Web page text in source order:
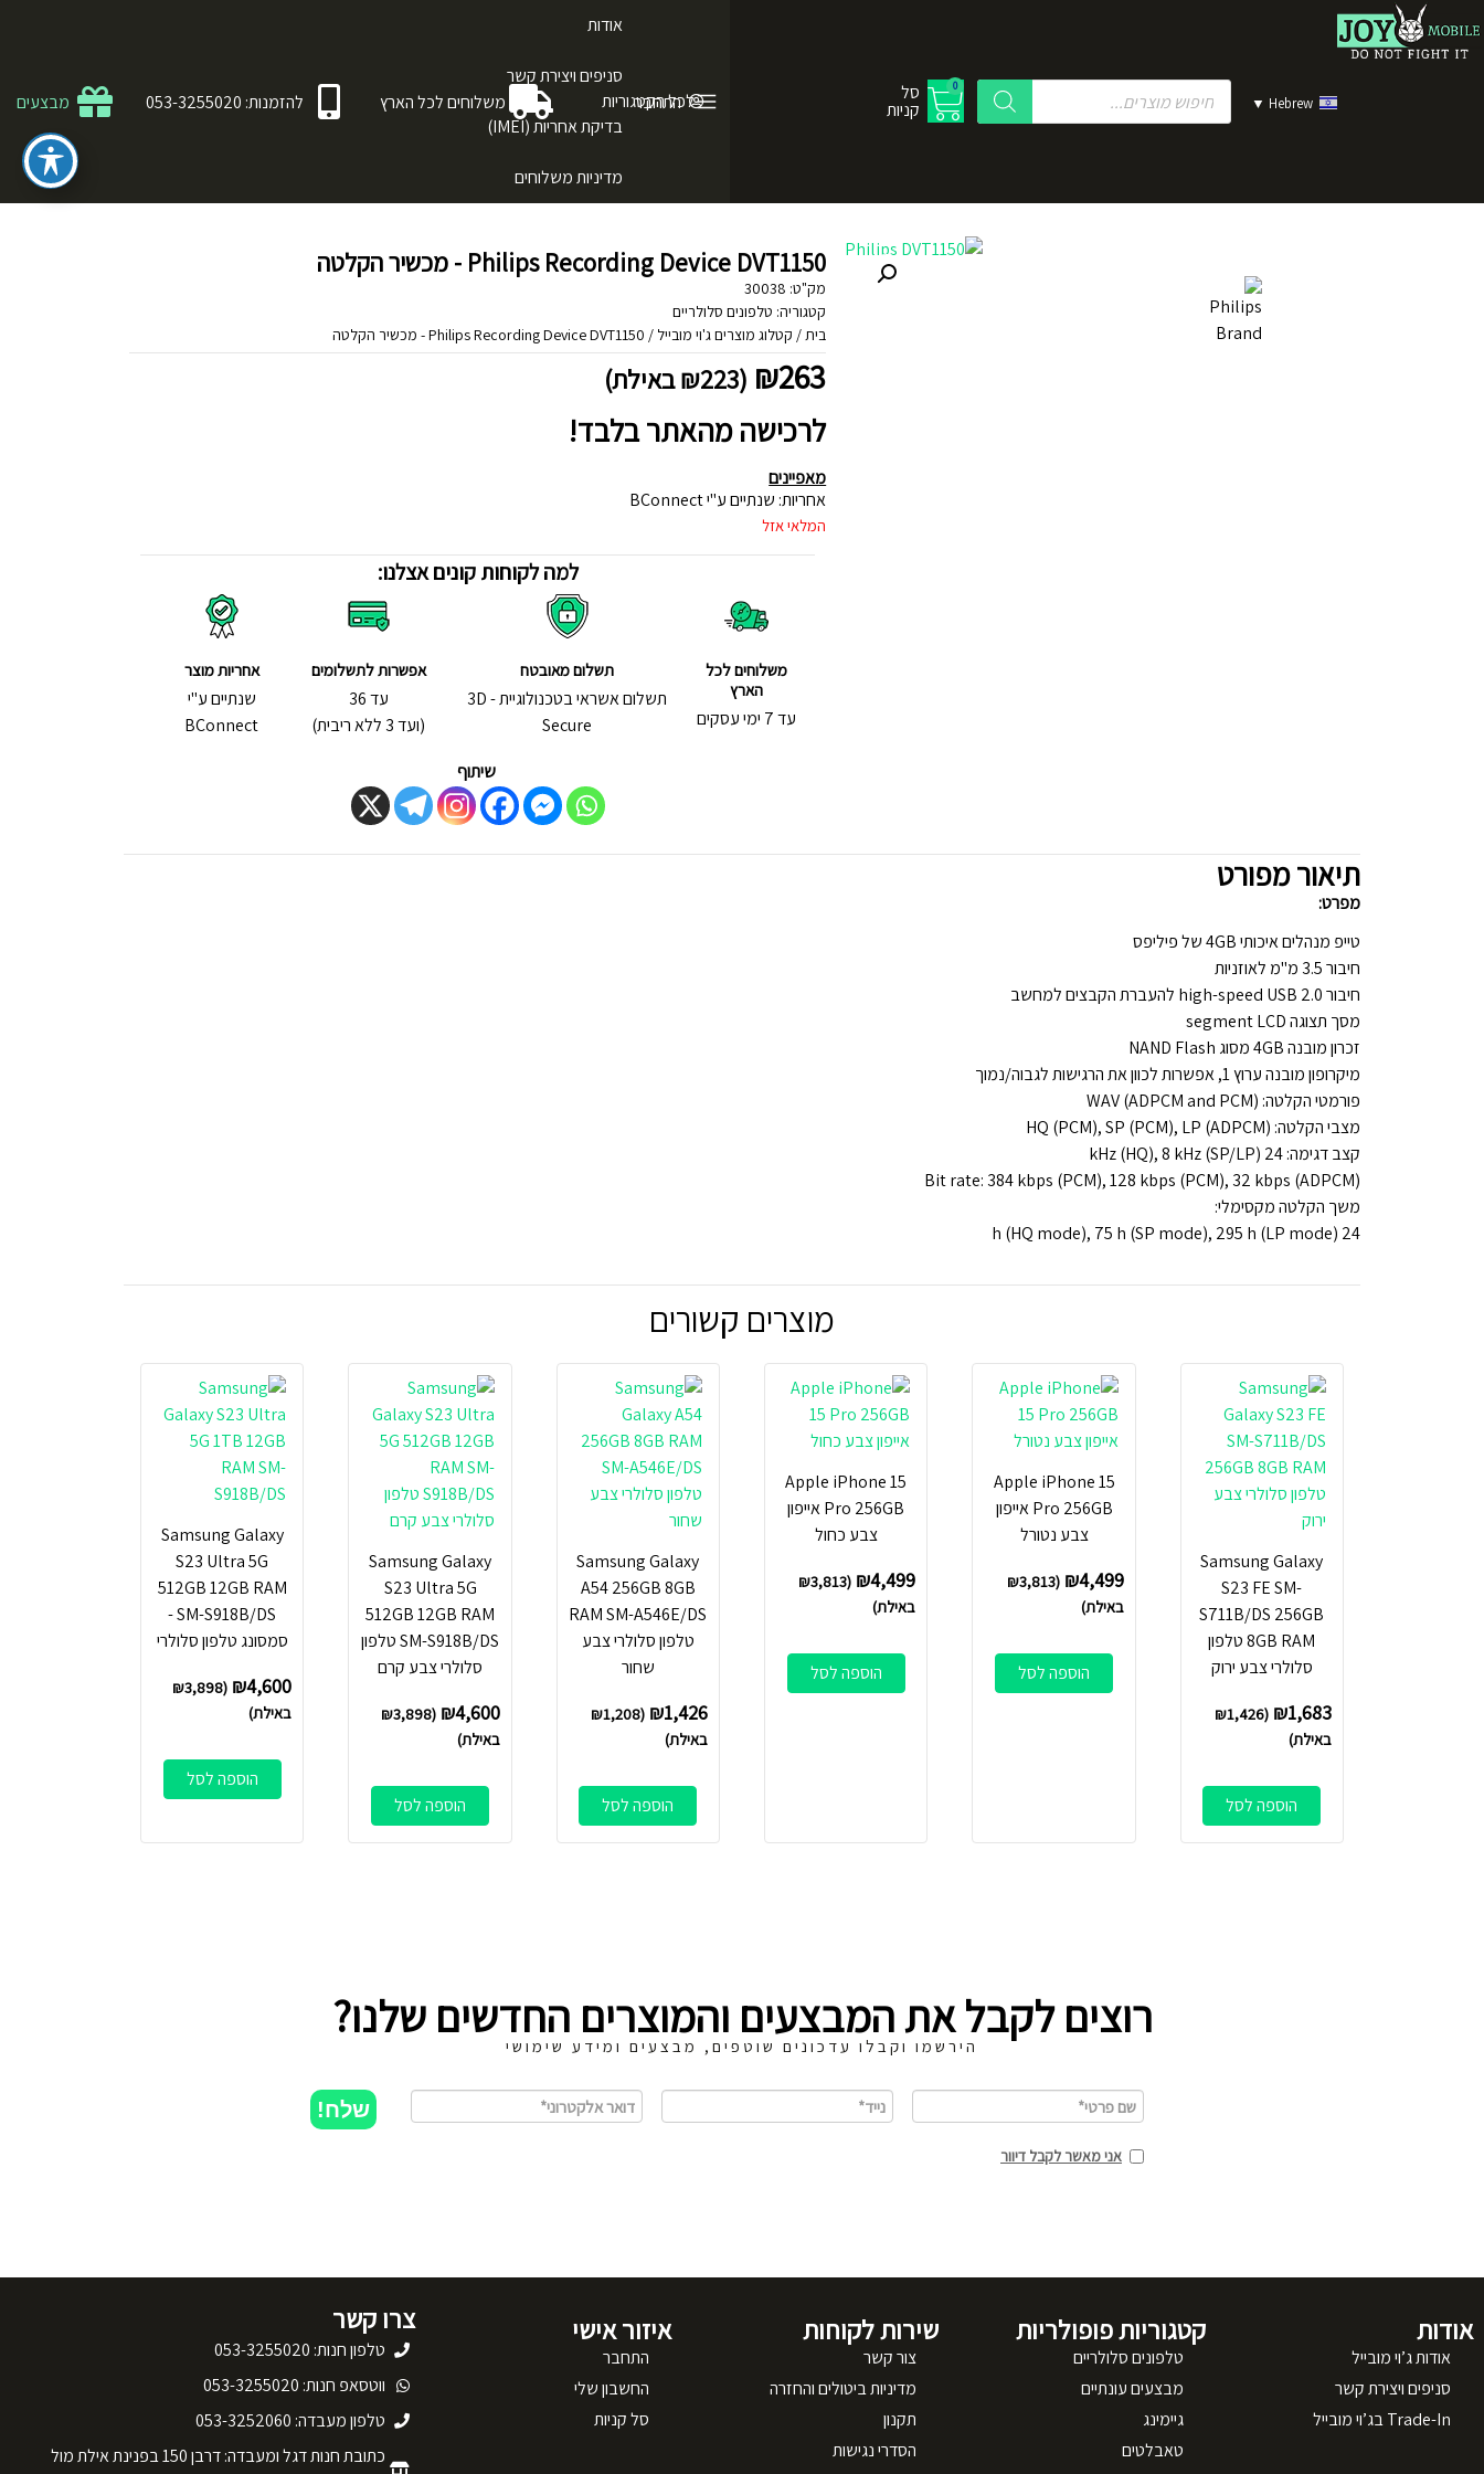
Hebrew
▼
0 סל
קניות לכל הקטגוריות
התחבר
אודות
סניפים ויצירת קשר
בדיקת אחריות (IMEI)
מדיניות משלוחים
משלוחים לכל הארץ להזמנות: 053-3255020 מבצעים
Philips Recording Device DVT1150 - מכשיר הקלטה
מק"ט: 30038
קטגוריה: טלפונים סלולריים
בית/ קטלוג מוצרים ג'וי מובייל / Philips Recording Device DVT1150 - מכשיר הקלטה
₪263
(
₪223 באילת)
לרכישה מהאתר בלבד!
מאפיינים
אחריות: שנתיים ע"י BConnect
המלאי אזל
למה לקוחות קונים אצלנו:
משלוחים לכל
הארץ
עד 7 ימי עסקים
תשלום מאובטח
תשלום אשראי בטכנולוגיית - 3D
Secure
אפשרות לתשלומים
עד 36
(ועד 3 ללא ריבית)
אחריות מוצר
שנתיים ע"י
BConnect
שיתוף
תיאור מפורט
מפרט:
טייפ מנהלים איכותי 4GB של פיליפס
חיבור 3.5 מ"מ לאוזניות
חיבור high-speed USB 2.0 להעברת הקבצים למחשב
מסך תצוגה segment LCD
זכרון מובנה 4GB מסוג NAND Flash
מיקרופון מובנה ערוץ 1, אפשרות לכוון את הרגישות לגבוה/נמוך
פורמטי הקלטה: WAV (ADPCM and PCM)
מצבי הקלטה: HQ (PCM), SP (PCM), LP (ADPCM)
קצב דגימה: 24 kHz (HQ), 8 kHz (SP/LP)
Bit rate: 384 kbps (PCM), 128 kbps (PCM), 32 kbps (ADPCM)
משך הקלטה מקסימלי:
24 h (HQ mode), 75 h (SP mode), 295 h (LP mode)
מוצרים קשורים
Samsung Galaxy
S23 FE SM-
S711B/DS 256GB
8GB RAM טלפון
סלולרי צבע ירוק
₪1,683
(
₪1,426
באילת)
הוספה לסל
Apple iPhone 15
Pro 256GB אייפון
צבע נטורל
₪4,499
(
₪3,813
באילת)
הוספה לסל
Apple iPhone 15
Pro 256GB אייפון
צבע כחול
₪4,499
(
₪3,813
באילת)
הוספה לסל
Samsung Galaxy
A54 256GB 8GB
RAM SM-A546E/DS
טלפון סלולרי צבע
שחור
₪1,426
(
₪1,208
באילת)
הוספה לסל
Samsung Galaxy
S23 Ultra 5G
512GB 12GB RAM
SM-S918B/DS טלפון
סלולרי צבע קרם
₪4,600
(
₪3,898
באילת)
הוספה לסל
Samsung Galaxy
S23 Ultra 5G
512GB 12GB RAM
SM-S918B/DS -
סמסונג טלפון סלולרי
₪4,600
(
₪3,898
באילת)
הוספה לסל
רוצים לקבל את המבצעים והמוצרים החדשים שלנו?
הירשמו וקבלו עדכונים שוטפים, מבצעים ומידע שימושי
אני מאשר לקבל דיוור
שלח!
אודות
אודות ג’וי מובייל
סניפים ויצירת קשר
Trade-In בג’וי מובייל
קטגוריות פופולריות
טלפונים סלולריים
מבצעים עונתיים
גיימינג
טאבלטים
שירות לקוחות
צור קשר
מדיניות ביטולים והחזרה
תקנון
הסדרי נגישות
איזור אישי
התחבר
החשבון שלי
סל קניות
צרו קשר
טלפון חנות: 053-3255020
ווטסאפ חנות: 053-3255020
טלפון מעבדה: 053-3252060
כתובת חנות דגל ומעבדה: דרבן 150 בפנינת אילת מול